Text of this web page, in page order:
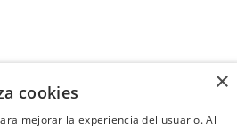
×
cookies
mejorar la experiencia del usuario. Al